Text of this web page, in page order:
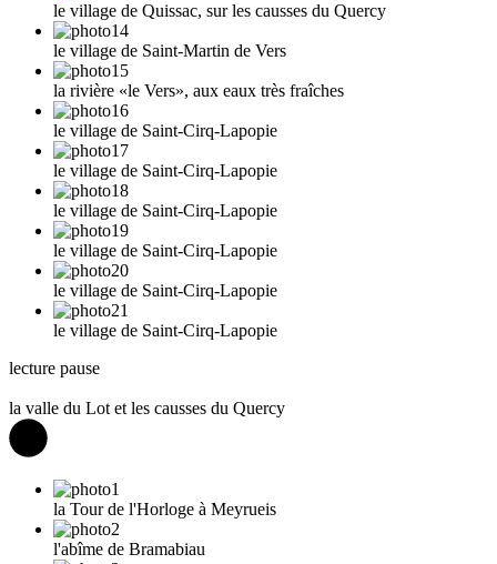
le village de Quissac, sur les causses du Quercy
le village de Saint-Martin de Vers
la rivière «le Vers», aux eaux très fraîches
le village de Saint-Cirq-Lapopie
le village de Saint-Cirq-Lapopie
le village de Saint-Cirq-Lapopie
le village de Saint-Cirq-Lapopie
le village de Saint-Cirq-Lapopie
le village de Saint-Cirq-Lapopie
lecture pause
la valle du Lot et les causses du Quercy
la Tour de l'Horloge à Meyrueis
l'abîme de Bramabiau